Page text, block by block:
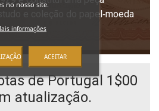
e coleção do papel‑moeda
de Portugal 1$00
atualização.
no nosso site.
informações
ACEITAR